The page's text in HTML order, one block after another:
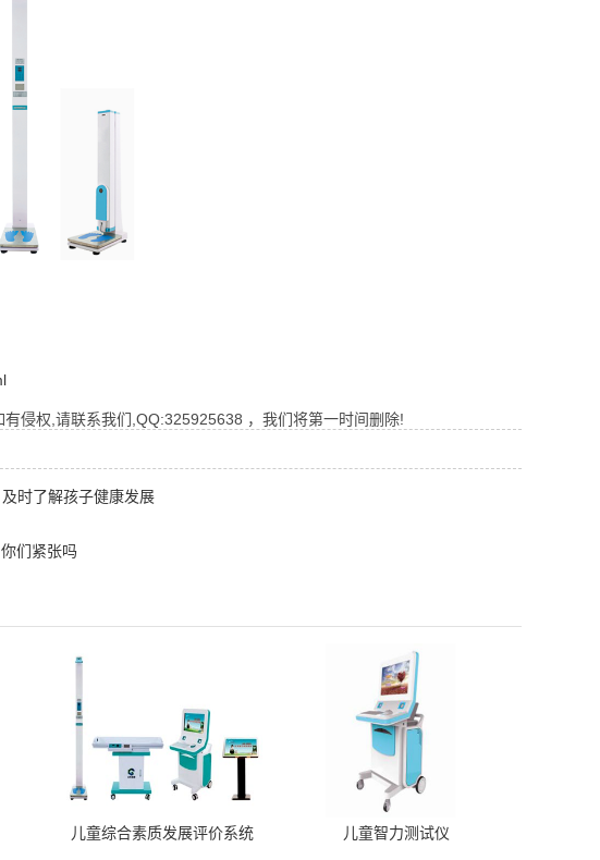
侵权,请联系我们,QQ:325925638 ，我们将第一时间删除!
时了解孩子健康发展
们紧张吗
儿童综合素质发展评价系统 儿童智力测试仪